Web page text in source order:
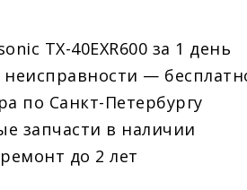
TX-40EXR600 за 1 день
неисправности —
по Санкт-Петербургу
запчасти в наличии
до 2 лет